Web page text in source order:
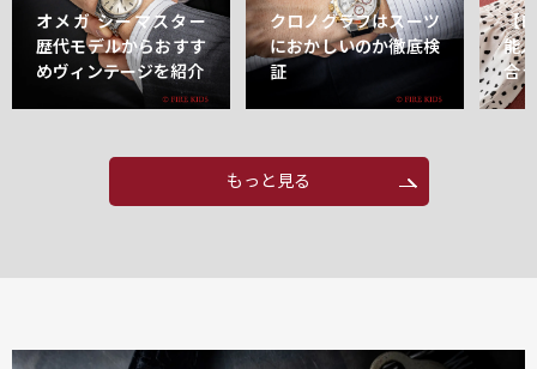
オメガ シーマスター
歴代モデルからおすす
めヴィンテージを紹介
クロノグラフはスーツ
におかしいのか徹底検
証
【
能
合
もっと見る